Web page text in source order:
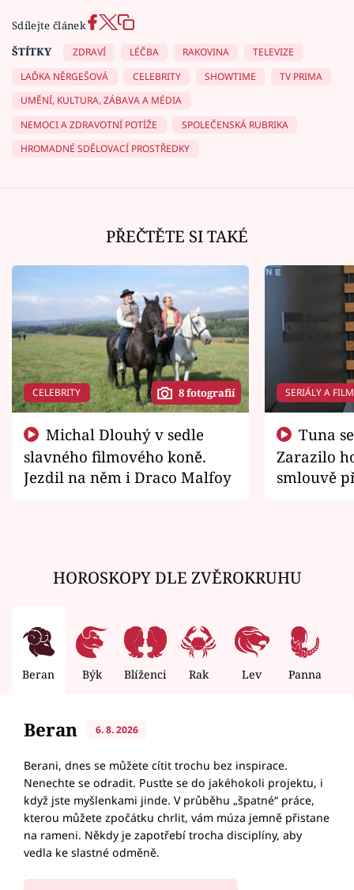
Sdílejte článek
ŠTÍTKY
ZDRAVÍ LÉČBA RAKOVINA
TELEVIZE
LAĎKA NĚRGEŠOVÁ
CELEBRITY SHOWTIME
TV PRIMA
UMĚNÍ, KULTURA, ZÁBAVA A MÉDIA
NEMOCI A ZDRAVOTNÍ POTÍŽE
SPOLEČENSKÁ RUBRIKA
HROMADNÉ SDĚLOVACÍ PROSTŘEDKY
PŘEČTĚTE SI TAKÉ
CELEBRITY 8 fotografií
slavného filmového koně.
Jezdil na něm i Draco Malfoy
SERIÁLY A
Zarazilo
smlouvě
HOROSKOPY DLE ZVĚROKRUHU
Beran Býk Blíženci Rak Lev Panna
Beran 6. 8. 2026
Berani, dnes se můžete cítit trochu bez inspirace.
Nenechte se odradit. Pusťte se do jakéhokoli projektu, i
když jste myšlenkami jinde. V průběhu „špatné“ práce,
kterou můžete zpočátku chrlit, vám múza jemně přistane
na rameni. Někdy je zapotřebí trocha disciplíny, aby
vedla ke slastné odměně.